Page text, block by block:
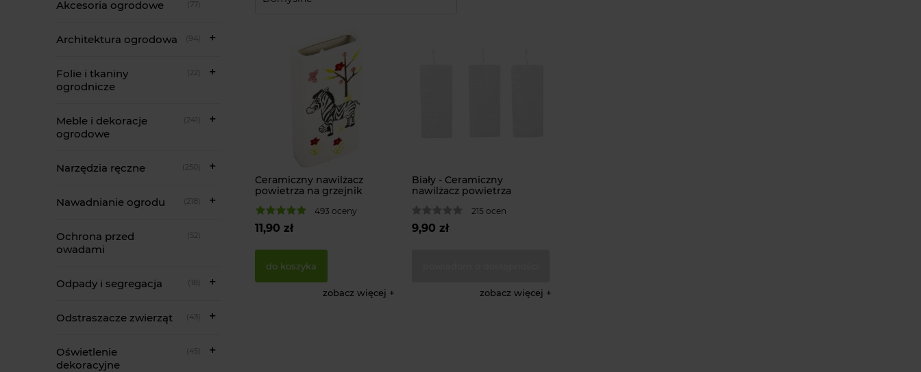
Akcesoria ogrodowe (77)
Architektura ogrodowa (94)
Folie i tkaniny
ogrodnicze
(22)
Meble i dekoracje
ogrodowe
(241)
Narzędzia ręczne (250)
Nawadnianie ogrodu (218)
Ochrona przed
owadami
(52)
Odpady i segregacja (18)
Odstraszacze zwierząt (43)
Oświetlenie
dekoracyjne
(45)
Ceramiczny nawilżacz
powietrza na grzejnik
493 oceny
11,90 zł
do koszyka
zobacz więcej
Biały - Ceramiczny
nawilżacz powietrza
215 ocen
9,90 zł
zobacz więcej